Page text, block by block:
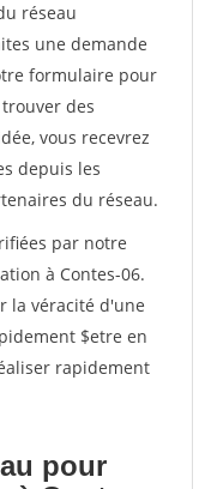
réseau
une demande
formulaire pour
des
vous recevrez
depuis les
du réseau.
par notre
à Contes-06.
la véracité d'une
$etre en
rapidement
pour